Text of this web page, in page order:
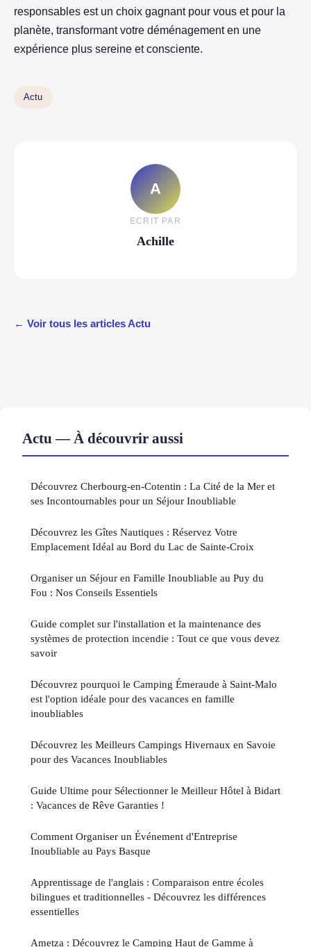
responsables est un choix gagnant pour vous et pour la
planète, transformant votre déménagement en une
expérience plus sereine et consciente.
Actu
A
ECRIT PAR
Achille
← Voir tous les articles Actu
Actu — À découvrir aussi
Découvrez Cherbourg-en-Cotentin : La Cité de la Mer et
ses Incontournables pour un Séjour Inoubliable
Découvrez les Gîtes Nautiques : Réservez Votre
Emplacement Idéal au Bord du Lac de Sainte-Croix
Organiser un Séjour en Famille Inoubliable au Puy du
Fou : Nos Conseils Essentiels
Guide complet sur l'installation et la maintenance des
systèmes de protection incendie : Tout ce que vous devez
savoir
Découvrez pourquoi le Camping Émeraude à Saint-Malo
est l'option idéale pour des vacances en famille
inoubliables
Découvrez les Meilleurs Campings Hivernaux en Savoie
pour des Vacances Inoubliables
Guide Ultime pour Sélectionner le Meilleur Hôtel à Bidart
: Vacances de Rêve Garanties !
Comment Organiser un Événement d'Entreprise
Inoubliable au Pays Basque
Apprentissage de l'anglais : Comparaison entre écoles
bilingues et traditionnelles - Découvrez les différences
essentielles
Ametza : Découvrez le Camping Haut de Gamme à